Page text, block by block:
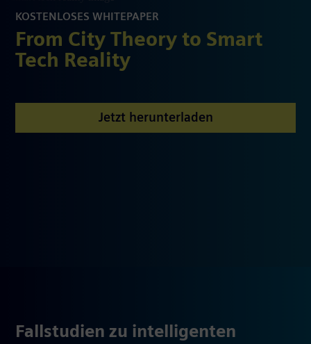
KOSTENLOSES WHITEPAPER
From City Theory to Smart
Tech Reality
Jetzt herunterladen
Fallstudien zu intelligenten